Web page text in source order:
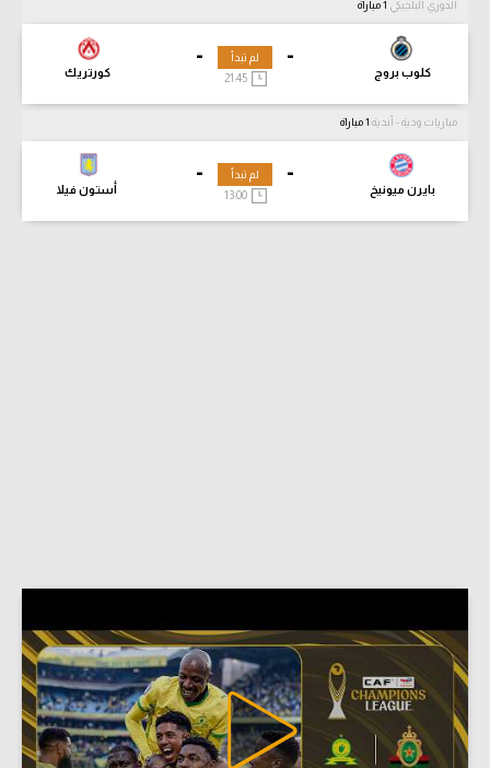
الدوري البلجيكي
-
كلوب بروج
-
كورتريك
لم تبدأ
21:45
مباريات ودية - أندية
-
بايرن ميونيخ
-
أستون فيلا
لم تبدأ
13:00